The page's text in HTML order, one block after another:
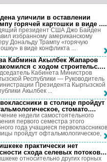
уличили в оставлении
горячей картошки в виде ....
президент США Джо Байден
избранному американскому
Дональду Трампу «горячую
в виде конфликта ...
Кабмина Акылбек Жапаров
с ходом строительс....
Кабинета Министров
Республики — Руководитель
Президента Кыргызской
Акылбек ...
в столице пройдут
стомато....
недели самостоятельного
первого семестра этого
года учащиеся первоклассников
пройдут офтальмологическое, ...
практически нет
схода селевых потоков...
относительно других горных